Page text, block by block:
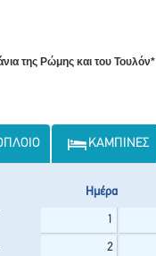
της Ρώμης και του Τουλόν*
ΚΑΜΠΊΝΕΣ
Ημέρα
1
2